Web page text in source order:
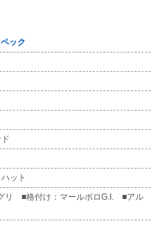
ック
ット
リ ■格付け：マールボロG.I. ■アル